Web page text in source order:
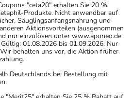
"ceta20" erhalten Sie 20 %
Produkte. Nicht anwendbar auf
Säuglingsanfangsnahrung und
Aktionsvorteilen (ausgenommen
nur einzulösen unter www.aponeo.de
01.08.2026 bis 01.09.2026. Nur
behalten uns vor, die Aktion früher
Deutschlands bei Bestellung mit